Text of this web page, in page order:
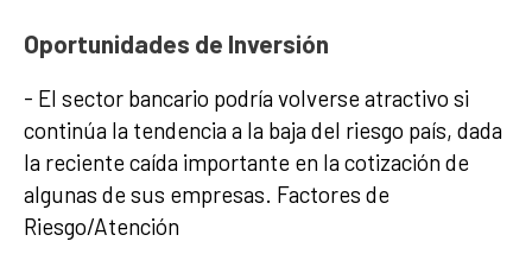
Oportunidades de Inversión
- El sector bancario podría volverse atractivo si
continúa la tendencia a la baja del riesgo país, dada
la reciente caída importante en la cotización de
algunas de sus empresas. Factores de
Riesgo/Atención